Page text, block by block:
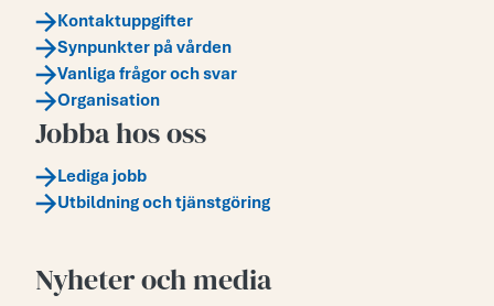
Kontaktuppgifter
Synpunkter på vården
Vanliga frågor och svar
Organisation
Jobba hos oss
Lediga jobb
Utbildning och tjänstgöring
Nyheter och media